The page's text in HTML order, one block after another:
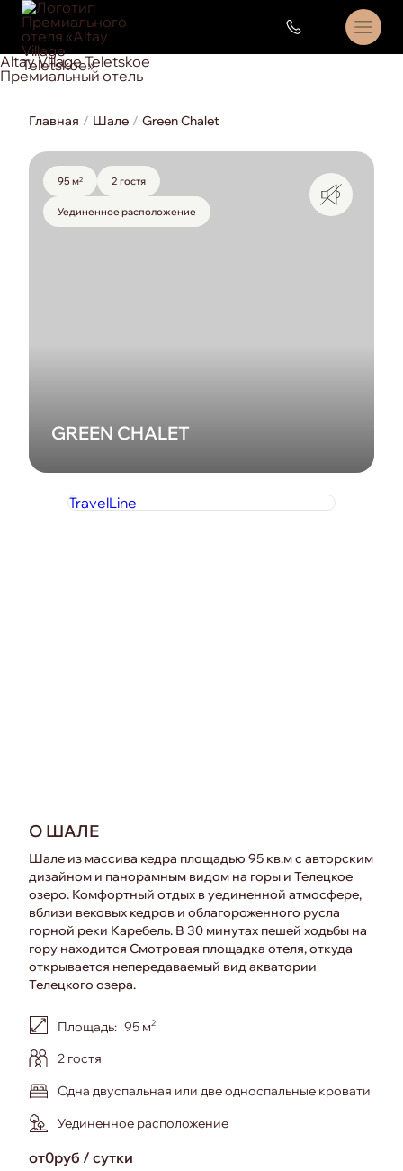
Altay Village Teletskoe
Премиальный отель
круглосуточно
Главная Шале Green Chalet
Площадь:
95 м2 Вместимость:
2 гостя
Особенность номера:
Уединенное расположение
GREEN CHALET
TravelLine
О ШАЛЕ
Шале из массива кедра площадью 95 кв.м с авторским
дизайном и панорамным видом на горы и Телецкое
озеро. Комфортный отдых в уединенной атмосфере,
вблизи вековых кедров и облагороженного русла
горной реки Каребель. В 30 минутах пешей ходьбы на
гору находится Смотровая площадка отеля, откуда
открывается непередаваемый вид акватории
Телецкого озера.
Площадь: 95 м2
Вместимость:
2 гостя
Одна двуспальная или две односпальные кровати
Особенность номера:
Уединенное расположение
от0руб / сутки